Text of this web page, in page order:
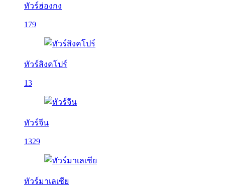
ทัวร์ฮ่องกง
179
ทัวร์สิงคโปร์
13
ทัวร์จีน
1329
ทัวร์มาเลเซีย